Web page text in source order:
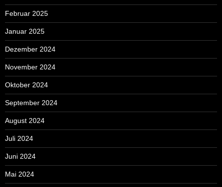
Februar 2025
Januar 2025
Dezember 2024
November 2024
Oktober 2024
September 2024
August 2024
Juli 2024
Juni 2024
Mai 2024